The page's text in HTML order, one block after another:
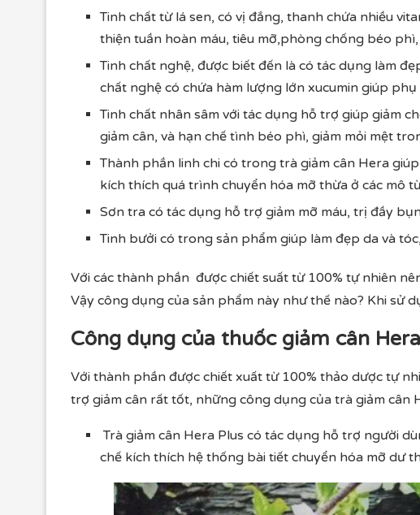
Tinh chất từ lá sen, có vị đắng, thanh chứa nhiều
thiện tuần hoàn máu, tiêu mỡ,phòng chống béo
Tinh chất nghệ, được biết đến là có tác dụng làm
chất nghệ có chứa hàm lượng lớn xucumin giúp
Tinh chất nhân sâm với tác dụng hỗ trợ giúp giảm
giảm cân, và hạn chế tình béo phì, giảm mỏi mệt
Thành phần linh chi có trong trà giảm cân Hera
kích thích quá trình chuyển hóa mỡ thừa ở các mô
Sơn tra có tác dụng hỗ trợ giảm mỡ máu, trị đầy
Tinh bưởi có trong sản phẩm giúp làm đẹp da và
Với các thành phần được chiết suất từ 100% tự nhiên
Vậy công dụng của sản phẩm này như thế nào? Khi sử
Công dụng của thuốc giảm cân
Với thành phần được chiết xuất từ 100% thảo dược tự
trợ giảm cân rất tốt, những công dụng của trà giảm cân
Trà giảm cân Hera Plus có tác dụng hỗ trợ người
chế kích thích hệ thống bài tiết chuyển hóa mỡ dư